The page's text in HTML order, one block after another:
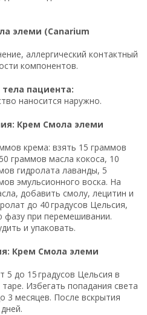
элеми (Canarium
аллергический контактный
компонентов.
пациента:
наносится наружно.
Крем Смола элеми
крема: взять 15 граммов
граммов масла кокоса, 10
гидролата лаванды, 5
эмульсионного воска. На
добавить смолу, лецитин и
до 40 градусов Цельсия,
фазу при перемешивании.
и упаковать.
Крем Смола элеми
5 до 15 градусов Цельсия в
Избегать попадания света
3 месяцев. После вскрытия